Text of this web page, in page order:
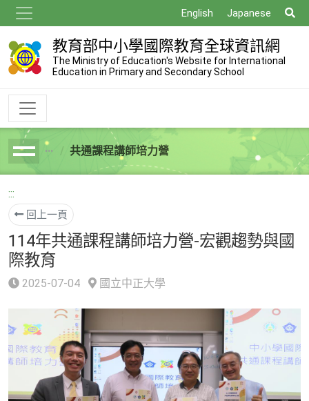
到
主
要
內
English Japanese
尋
教育部中小學國際教育全球資訊網
The Ministry of Education's Website for International
Education in Primary and Secondary School
breadcrumb共通課程講師培力營
:::
回上一頁
114年共通課程講師培力營-宏觀趨勢與國
際教育
2025-07-04 國立中正大學